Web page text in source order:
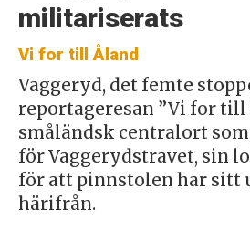
militariserats
Vi for till Åland
Vaggeryd, det femte
reportageresan ”Vi for till
småländsk centralort
för Vaggerydstravet, sin
för att pinnstolen har sitt
härifrån.